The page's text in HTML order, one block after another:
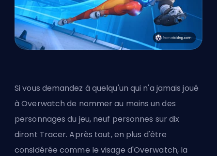
Si vous demandez à quelqu'un qui n'a jamais joué
à Overwatch de nommer au moins un des
personnages du jeu, neuf personnes sur dix
diront Tracer. Après tout, en plus d'être
considérée comme le visage d'Overwatch, la